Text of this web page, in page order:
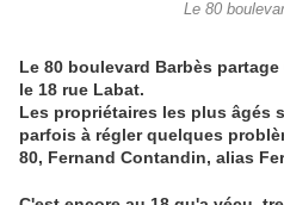
Le 80
Le 80 boulevard Barbès
le 18 rue Labat.
Les propriétaires les plus âgés
parfois à régler quelques
80, Fernand Contandin, alias